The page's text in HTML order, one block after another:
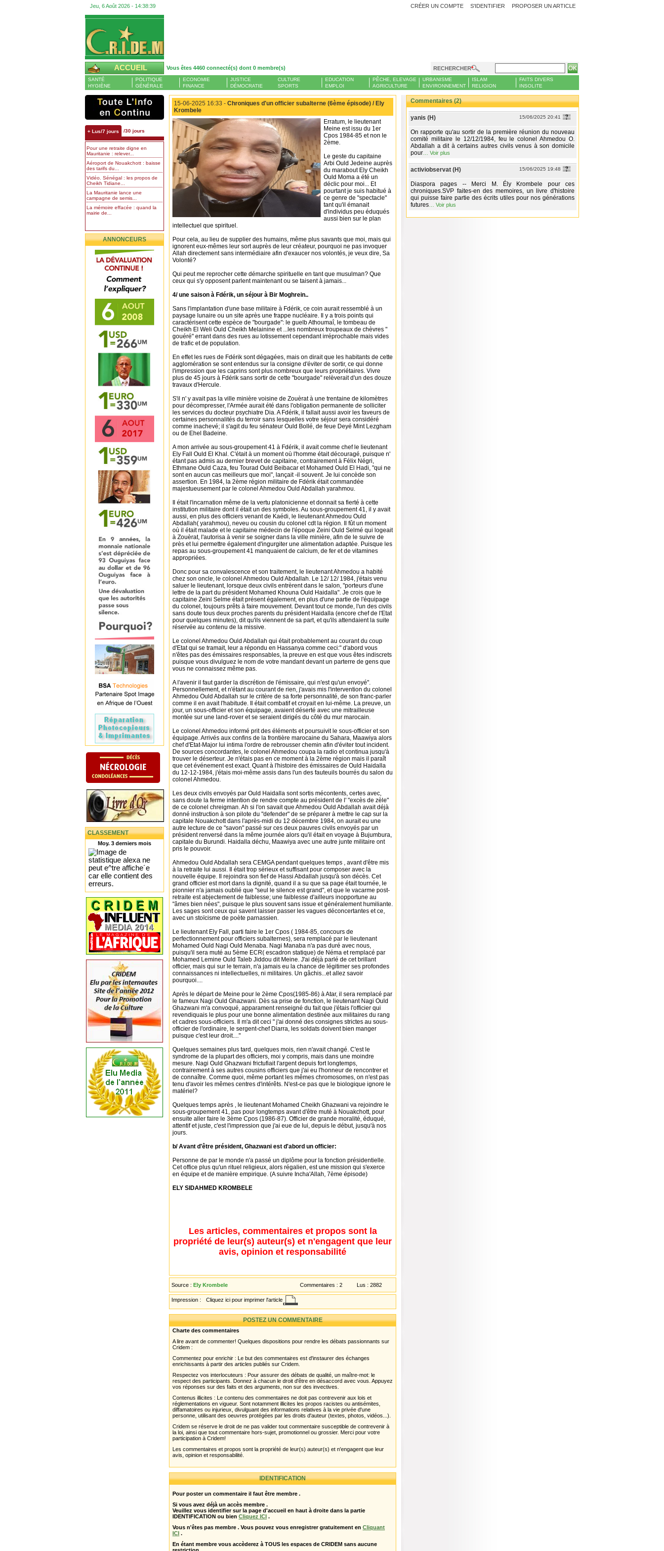
Jeu, 6 Août 2026 - 14:38:40 PROPOSER UN ARTICLE
CRÉER UN COMPTE S'IDENTIFIER
ACCUEIL Vous êtes 4460 connecté(s) dont 0 membre(s) RECHERCHER
SANTÉ
HYGIÈNE
POLITIQUE
GÉNÉRALE
ECONOMIE
FINANCE
JUSTICE
DÉMOCRATIE
CULTURE
SPORTS
EDUCATION
EMPLOI
PÊCHE, ELEVAGE
AGRICULTURE
URBANISME
ENVIRONNEMENT
ISLAM
RELIGION
FAITS DIVERS
INSOLITE
+ Lus/7 jours /30 jours
Pour une retraite digne en
Mauritanie : relever...
Aéroport de Nouakchott : baisse
des tarifs du...
Vidéo. Sénégal : les propos de
Cheikh Tidiane...
La Mauritanie lance une
campagne de semis...
La mémoire effacée : quand la
mairie de...
ANNONCEURS
CLASSEMENT
Moy. 3 derniers mois
15-06-2025 16:33 - Chroniques d'un officier subalterne (6ème épisode) / Ely
Krombele
Erratum, le lieutenant
Meine est issu du 1er
Cpos 1984-85 et non le
2ème.
Le geste du capitaine
Arbi Ould Jedeine auprès
du marabout Ely Cheikh
Ould Moma a été un
déclic pour moi... Et
pourtant je suis habitué à
ce genre de "spectacle"
tant qu'il émanait
d'individus peu éduqués
aussi bien sur le plan
intellectuel que spirituel.
Pour cela, au lieu de supplier des humains, même plus savants que moi, mais qui
ignorent eux-mêmes leur sort auprès de leur créateur, pourquoi ne pas invoquer
Allah directement sans intermédiaire afin d'exaucer nos volontés, je veux dire, Sa
Volonté?
Qui peut me reprocher cette démarche spirituelle en tant que musulman? Que
ceux qui s'y opposent parlent maintenant ou se taisent à jamais...
4/ une saison à Fdérik, un séjour à Bir Moghrein..
Sans l'implantation d'une base militaire à Fdérik, ce coin aurait ressemblé à un
paysage lunaire ou un site après une frappe nucléaire. Il y a trois points qui
caractérisent cette espèce de "bourgade": le guelb Athoumaî, le tombeau de
Cheikh El Weli Ould Cheikh Melainine et ...les nombreux troupeaux de chèvres "
gouéré" errant dans des rues au lotissement cependant irréprochable mais vides
de trafic et de population.
En effet les rues de Fdérik sont dégagées, mais on dirait que les habitants de cette
agglomération se sont entendus sur la consigne d'éviter de sortir, ce qui donne
l'impression que les caprins sont plus nombreux que leurs propriétaires. Vivre
plus de 45 jours à Fdérik sans sortir de cette "bourgade" relèverait d'un des douze
travaux d'Hercule.
S'il n' y avait pas la ville minière voisine de Zouèrat à une trentaine de kilomètres
pour décompresser, l'Armée aurait été dans l'obligation permanente de solliciter
les services du docteur psychiatre Dia. A Fdérik, il fallait aussi avoir les faveurs de
certaines personnalités du terroir sans lesquelles votre séjour sera considéré
comme inachevé; il s'agit du feu sénateur Ould Bollé, de feue Deyé Mint Lezgham
ou de Ehel Badeine.
A mon arrivée au sous-groupement 41 à Fdérik, il avait comme chef le lieutenant
Ely Fall Ould El Khal. C'était à un moment où l'homme était découragé, puisque n'
étant pas admis au dernier brevet de capitaine, contrairement à Félix Négri,
Ethmane Ould Caza, feu Tourad Ould Beibacar et Mohamed Ould El Hadi, "qui ne
sont en aucun cas meilleurs que moi", lançait -il souvent. Je lui concède son
assertion. En 1984, la 2ème région militaire de Fdérik était commandée
majestueusement par le colonel Ahmedou Ould Abdallah yarahmou.
Il était l'incarnation même de la vertu platonicienne et donnait sa fierté à cette
institution militaire dont il était un des symboles. Au sous-groupement 41, il y avait
aussi, en plus des officiers venant de Kaédi, le lieutenant Ahmedou Ould
Abdallah( yarahmou), neveu ou cousin du colonel cdt la région. Il fût un moment
où il était malade et le capitaine médecin de l'époque Zeini Ould Selmé qui logeait
à Zouèrat, l'autorisa à venir se soigner dans la ville minière, afin de le suivre de
près et lui permettre également d'ingurgiter une alimentation adaptée. Puisque les
repas au sous-groupement 41 manquaient de calcium, de fer et de vitamines
appropriées.
Donc pour sa convalescence et son traitement, le lieutenant Ahmedou a habité
chez son oncle, le colonel Ahmedou Ould Abdallah. Le 12/ 12/ 1984, j'étais venu
saluer le lieutenant, lorsque deux civils entrèrent dans le salon, "porteurs d'une
lettre de la part du président Mohamed Khouna Ould Haidalla". Je crois que le
capitaine Zeini Selme était présent également, en plus d'une partie de l'équipage
du colonel, toujours prêts à faire mouvement. Devant tout ce monde, l'un des civils
sans doute tous deux proches parents du président Haidalla (encore chef de l'Etat
pour quelques minutes), dit qu'ils viennent de sa part, et qu'ils attendaient la suite
réservée au contenu de la missive.
Le colonel Ahmedou Ould Abdallah qui était probablement au courant du coup
d'Etat qui se tramait, leur a répondu en Hassanya comme ceci:" d'abord vous
n'êtes pas des émissaires responsables, la preuve en est que vous êtes indiscrets
puisque vous divulguez le nom de votre mandant devant un parterre de gens que
vous ne connaissez même pas.
A l'avenir il faut garder la discrétion de l'émissaire, qui n'est qu'un envoyé".
Personnellement, et n'étant au courant de rien, j'avais mis l'intervention du colonel
Ahmedou Ould Abdallah sur le critère de sa forte personnalité, de son franc-parler
comme il en avait l'habitude. Il était combatif et croyait en lui-même. La preuve, un
jour, un sous-officier et son équipage, avaient déserté avec une mitrailleuse
montée sur une land-rover et se seraient dirigés du côté du mur marocain.
Le colonel Ahmedou informé prit des éléments et poursuivit le sous-officier et son
équipage. Arrivés aux confins de la frontière marocaine du Sahara, Maawiya alors
chef d'Etat-Major lui intima l'ordre de rebrousser chemin afin d'éviter tout incident.
De sources concordantes, le colonel Ahmedou coupa la radio et continua jusqu'à
trouver le déserteur. Je n'étais pas en ce moment à la 2ème région mais il paraît
que cet événement est exact. Quant à l'histoire des émissaires de Ould Haidalla
du 12-12-1984, j'étais moi-même assis dans l'un des fauteuils bourrés du salon du
colonel Ahmedou.
Les deux civils envoyés par Ould Haidalla sont sortis mécontents, certes avec,
sans doute la ferme intention de rendre compte au président de l' "excès de zèle"
de ce colonel chreigman. Ah si l'on savait que Ahmedou Ould Abdallah avait déjà
donné instruction à son pilote du "defender" de se préparer à mettre le cap sur la
capitale Nouakchott dans l'après-midi du 12 décembre 1984, on aurait eu une
autre lecture de ce "savon" passé sur ces deux pauvres civils envoyés par un
président renversé dans la même journée alors qu'il était en voyage à Bujumbura,
capitale du Burundi. Haidalla déchu, Maawiya avec une autre junte militaire ont
pris le pouvoir.
Ahmedou Ould Abdallah sera CEMGA pendant quelques temps , avant d'être mis
à la retraite lui aussi. Il était trop sérieux et suffisant pour composer avec la
nouvelle équipe. Il rejoindra son fief de Hassi Abdallah jusqu'à son décès. Cet
grand officier est mort dans la dignité, quand il a su que sa page était tournée, le
pionnier n'a jamais oublié que "seul le silence est grand", et que le vacarme post-
retraite est abjectement de faiblesse; une faiblesse d'ailleurs inopportune au
"âmes bien nées", puisque le plus souvent sans issue et généralement humiliante.
Les sages sont ceux qui savent laisser passer les vagues déconcertantes et ce,
avec un stoïcisme de poète parnassien.
Le lieutenant Ely Fall, parti faire le 1er Cpos ( 1984-85, concours de
perfectionnement pour officiers subalternes), sera remplacé par le lieutenant
Mohamed Ould Nagi Ould Menaba. Nagi Manaba n'a pas duré avec nous,
puisqu'il sera muté au 5ème ECR( escadron statique) de Néma et remplacé par
Mohamed Lemine Ould Taleb Jiddou dit Meine. J'ai déjà parlé de cet brillant
officier, mais qui sur le terrain, n'a jamais eu la chance de légitimer ses profondes
connaissances ni intellectuelles, ni militaires. Un gâchis...et allez savoir
pourquoi....
Après le départ de Meine pour le 2ème Cpos(1985-86) à Atar, il sera remplacé par
le fameux Nagi Ould Ghazwani. Dès sa prise de fonction, le lieutenant Nagi Ould
Ghazwani m'a convoqué, apparament renseigné du fait que j'étais l'officier qui
revendiquais le plus pour une bonne alimentation destinée aux militaires du rang
et cadres sous-officiers. Il m'a dit ceci " j'ai donné des consignes strictes au sous-
officier de l'ordinaire, le sergent-chef Diarra, les soldats doivent bien manger
puisque c'est leur droit...."
Quelques semaines plus tard, quelques mois, rien n'avait changé. C'est le
syndrome de la plupart des officiers, moi y compris, mais dans une moindre
mesure. Nagi Ould Ghazwani frictufiait l'argent depuis fort longtemps,
contrairement à ses autres cousins officiers que j'ai eu l'honneur de rencontrer et
de connaître. Comme quoi, même portant les mêmes chromosomes, on n'est pas
tenu d'avoir les mêmes centres d'intérêts. N'est-ce pas que le biologique ignore le
matériel?
Quelques temps après , le lieutenant Mohamed Cheikh Ghazwani va rejoindre le
sous-groupement 41, pas pour longtemps avant d'être muté à Nouakchott, pour
ensuite aller faire le 3ème Cpos (1986-87). Officier de grande moralité, éduqué,
attentif et juste, c'est l'impression que j'ai eue de lui, depuis le début, jusqu'à nos
jours.
b/ Avant d'être président, Ghazwani est d'abord un officier:
Personne de par le monde n'a passé un diplôme pour la fonction présidentielle.
Cet office plus qu'un rituel religieux, alors régalien, est une mission qui s'exerce
en équipe et de manière empirique. (A suivre Incha'Allah, 7ème épisode)
ELY SIDAHMED KROMBELE
Les articles, commentaires et propos sont la
propriété de leur(s) auteur(s) et n'engagent que leur
avis, opinion et responsabilité
Source : Ely Krombele Commentaires : 2 Lus : 2882
Impression : Cliquez ici pour imprimer l'article
POSTEZ UN COMMENTAIRE
Charte des commentaires
A lire avant de commenter! Quelques dispositions pour rendre les débats passionnants sur
Cridem :
Commentez pour enrichir : Le but des commentaires est d'instaurer des échanges
enrichissants à partir des articles publiés sur Cridem.
Respectez vos interlocuteurs : Pour assurer des débats de qualité, un maître-mot: le
respect des participants. Donnez à chacun le droit d'être en désaccord avec vous. Appuyez
vos réponses sur des faits et des arguments, non sur des invectives.
Contenus illicites : Le contenu des commentaires ne doit pas contrevenir aux lois et
réglementations en vigueur. Sont notamment illicites les propos racistes ou antisémites,
diffamatoires ou injurieux, divulguant des informations relatives à la vie privée d'une
personne, utilisant des oeuvres protégées par les droits d'auteur (textes, photos, vidéos...).
Cridem se réserve le droit de ne pas valider tout commentaire susceptible de contrevenir à
la loi, ainsi que tout commentaire hors-sujet, promotionnel ou grossier. Merci pour votre
participation à Cridem!
Les commentaires et propos sont la propriété de leur(s) auteur(s) et n'engagent que leur
avis, opinion et responsabilité.
IDENTIFICATION
Pour poster un commentaire il faut être membre .
Si vous avez déjà un accès membre .
Veuillez vous identifier sur la page d'accueil en haut à droite dans la partie
IDENTIFICATION ou bien Cliquez ICI .
Vous n'êtes pas membre . Vous pouvez vous enregistrer gratuitement en Cliquant
ICI .
En étant membre vous accèderez à TOUS les espaces de CRIDEM sans aucune
Commentaires (2)
yanis (H) 15/06/2025 20:41
On rapporte qu'au sortir de la première réunion du nouveau
comité militaire le 12/12/1984, feu le colonel Ahmedou O.
Abdallah a dit à certains autres civils venus à son domicile
pour
Voir plus
activiobservat (H) 15/06/2025 19:48
Diaspora pages -- Merci M. Ély Krombele pour ces
chroniques.SVP faites-en des memoires, un livre d'histoire
qui puisse faire partie des écrits utiles pour nos générations
futures
Voir plus